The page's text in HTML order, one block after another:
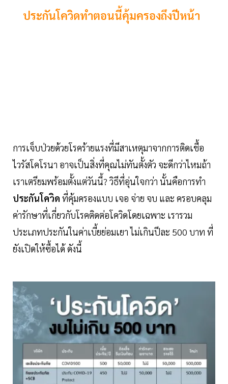
ประกันโควิดทำตอนนี้คุ้มครองถึงปีหน้า
การเจ็บป่วยด้วยโรคร้ายแรงที่มีสาเหตุมาจากการติดเชื้อ
ไวรัสโคโรนา อาจเป็นสิ่งที่คุณไม่ทันตั้งตัว จะดีกว่าไหมถ้า
เราเตรียมพร้อมตั้งแต่วันนี้? วิธีที่อุ่นใจกว่า นั้นคือการทำ
ประกันโควิด ที่คุ้มครองแบบ เจอ จ่าย จบ และ ครอบคลุม
ค่ารักษาที่เกี่ยวกับโรคติดต่อโควิดโดยเฉพาะ เรารวม
ประเภทประกันในค่าเบี้ยย่อมเยา ไม่เกินปีละ 500 บาท ที่
ยังเปิดให้ซื้อได้ ดังนี้